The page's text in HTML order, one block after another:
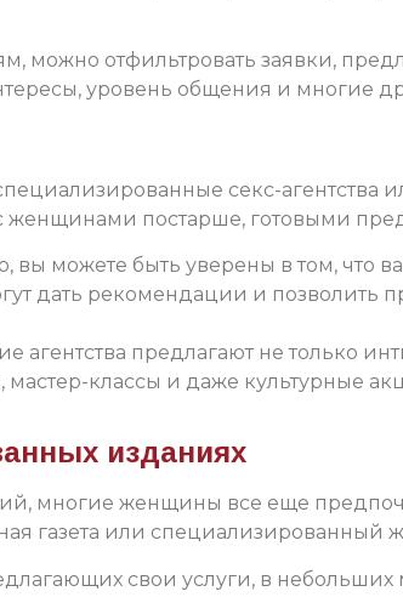
можно отфильтровать заявки,
уровень общения и многие
секс-агентства
женщинами постарше, готовыми
вы можете быть уверены в том, что
дать рекомендации и позволить
агентства предлагают не только
классы и даже культурные
изданиях
многие женщины все еще
газета или специализированный
свои услуги, в небольших